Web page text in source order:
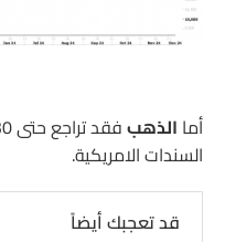
أما الذهب
السندات الامريكية.
قد تعجبك أيضاً